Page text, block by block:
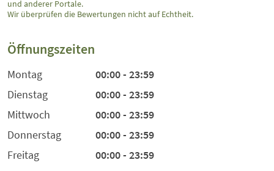
und anderer Portale.
Wir überprüfen die Bewertungen nicht auf Echtheit.
Öffnungszeiten
Montag
00:00 - 23:59
Dienstag
00:00 - 23:59
Mittwoch
00:00 - 23:59
Donnerstag
00:00 - 23:59
Freitag
00:00 - 23:59